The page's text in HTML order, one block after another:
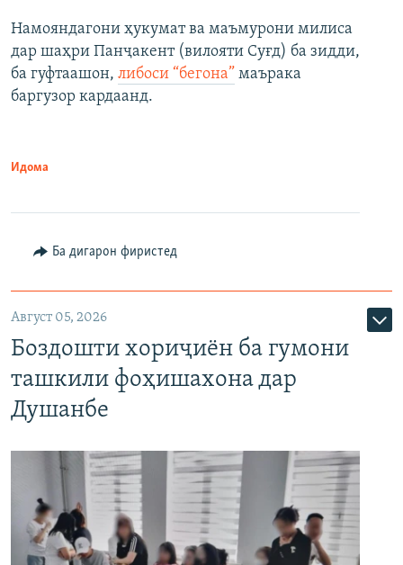
Намояндагони ҳукумат ва маъмурони милиса
дар шаҳри Панҷакент (вилояти Суғд) ба зидди,
ба гуфтаашон, либоси “бегона” маърака
баргузор кардаанд.
Идома
Ба дигарон фиристед
Август 05, 2026
Боздошти хориҷиён ба гумони
ташкили фоҳишахона дар
Душанбе